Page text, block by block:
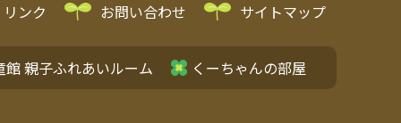
リンク お問い合わせ サイトマップ
館 親子ふれあいルーム くーちゃんの部屋